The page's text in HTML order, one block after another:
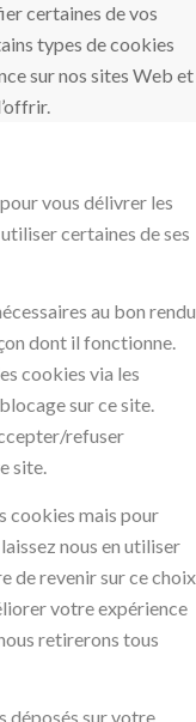
certaines de vos
types de cookies
sur nos sites Web et
vous délivrer les
certaines de ses
au bon rendu
dont il fonctionne.
cookies via les
sur ce site.
refuser
site.
cookies mais pour
nous en utiliser
de revenir sur ce choix
votre expérience
retirerons tous
déposés sur votre